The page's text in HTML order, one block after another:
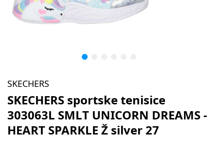
SKECHERS
SKECHERS sportske tenisice
303063L SMLT UNICORN DREAMS -
HEART SPARKLE Ž silver 27